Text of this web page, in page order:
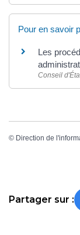
Pour en savoir
Les
Conseil
© Direction de
Partager sur :